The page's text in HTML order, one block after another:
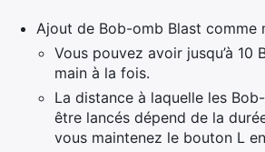
Ajout de Bob-omb Blast comme
Vous pouvez avoir jusqu’à 10
main à la fois.
La distance à laquelle les
être lancés dépend de la
vous maintenez le bouton L